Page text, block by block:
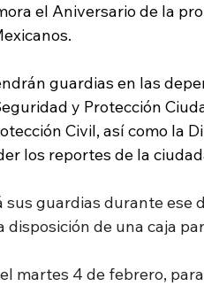
el Aniversario de la
guardias en las
y Protección
Civil, así como la
los reportes de la
guardias durante ese
de una caja
martes 4 de febrero,